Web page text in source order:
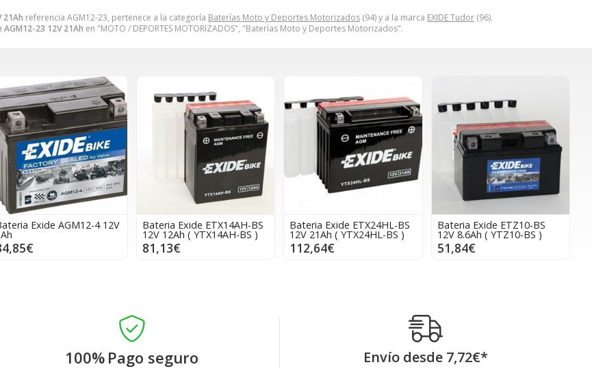
21Ah referencia AGM12-23, pertenece a la categoría Baterías Moto y Deportes Motorizados (94) y a la marca EXIDE Tudor (96).
AGM12-23 12V 21Ah en "MOTO / DEPORTES MOTORIZADOS", "Baterías Moto y Deportes Motorizados".
Exide AGM12-4 12V Bateria Exide ETX14AH-BS
12V 12Ah ( YTX14AH-BS )
81,13€
Bateria Exide ETX24HL-BS
12V 21Ah ( YTX24HL-BS )
112,64€
Bateria Exide ETZ10-BS
12V 8.6Ah ( YTZ10-BS )
51,84€
100% Pago seguro Envío desde 7,72€*